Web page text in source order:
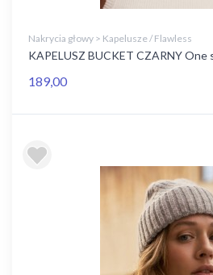
Nakrycia głowy > Kapelusze / Flawless
KAPELUSZ BUCKET CZARNY One
189,00